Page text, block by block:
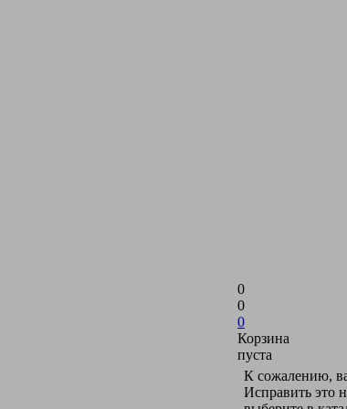
0
0
0
Корзина
пуста
К сожалению,
Исправить это